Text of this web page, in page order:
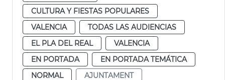
CULTURA Y FIESTAS POPULARES
VALENCIA
TODAS LAS AUDIENCIAS
EL PLA DEL REAL
VALENCIA
EN PORTADA
EN PORTADA TEMÁTICA
NORMAL
AJUNTAMENT